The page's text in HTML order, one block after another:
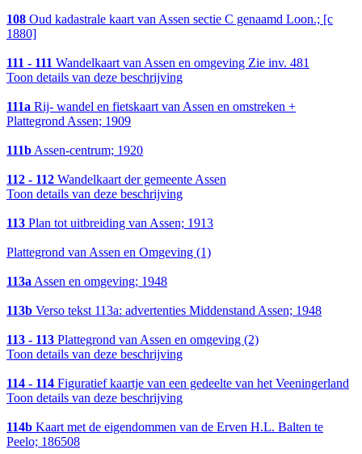
108 Oud kadastrale kaart van Assen sectie C genaamd Loon.; [c
1880]
111 - 111 Wandelkaart van Assen en omgeving Zie inv. 481
Toon details van deze beschrijving
111a Rij- wandel en fietskaart van Assen en omstreken +
Plattegrond Assen; 1909
111bAssen-centrum; 1920
112 - 112 Wandelkaart der gemeente Assen
Toon details van deze beschrijving
113 Plan tot uitbreiding van Assen; 1913
Plattegrond van Assen en Omgeving (1)
113aAssen en omgeving; 1948
113b Verso tekst 113a: advertenties Middenstand Assen; 1948
113 - 113 Plattegrond van Assen en omgeving (2)
Toon details van deze beschrijving
114 - 114 Figuratief kaartje van een gedeelte van het Veeningerland
Toon details van deze beschrijving
114b Kaart met de eigendommen van de Erven H.L. Balten te
Peelo; 186508